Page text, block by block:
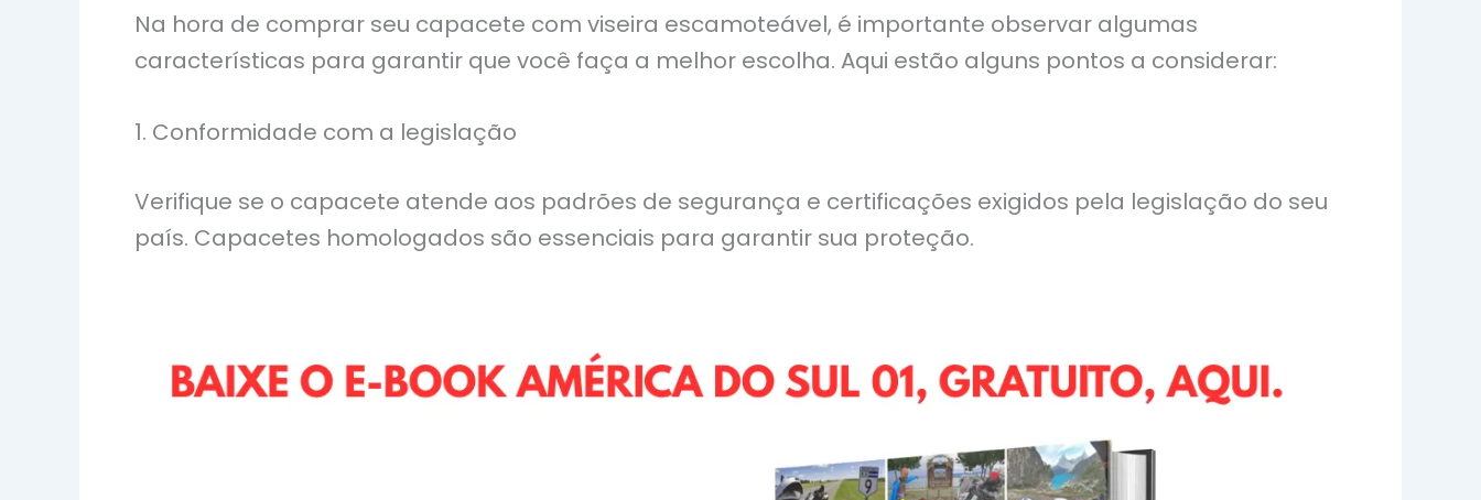
Na hora de comprar seu capacete com viseira escamoteável, é importante observar algumas
características para garantir que você faça a melhor escolha. Aqui estão alguns pontos a considerar:
1. Conformidade com a legislação
Verifique se o capacete atende aos padrões de segurança e certificações exigidos pela legislação do seu
país. Capacetes homologados são essenciais para garantir sua proteção.